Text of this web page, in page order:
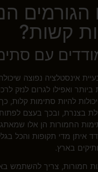
קשות?
עם
אינסטלציה נפוצה
ביותר ואפילו לגרום לנזק
להיות סתימות קלות,
בצנרת, ובכך בעצם
החמורות הן אלו
איתן מדי תקופות והכל
בארץ.
חמורות, צריך להשתמש